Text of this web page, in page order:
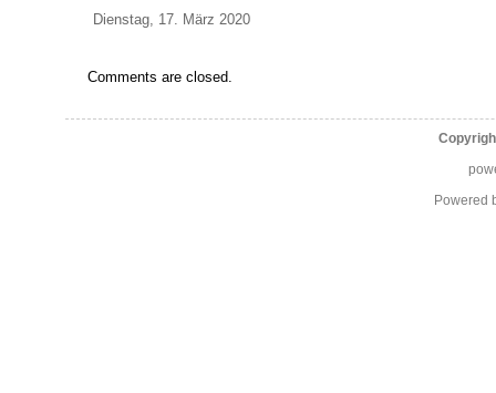
Dienstag, 17. März 2020
Comments are closed.
Powered